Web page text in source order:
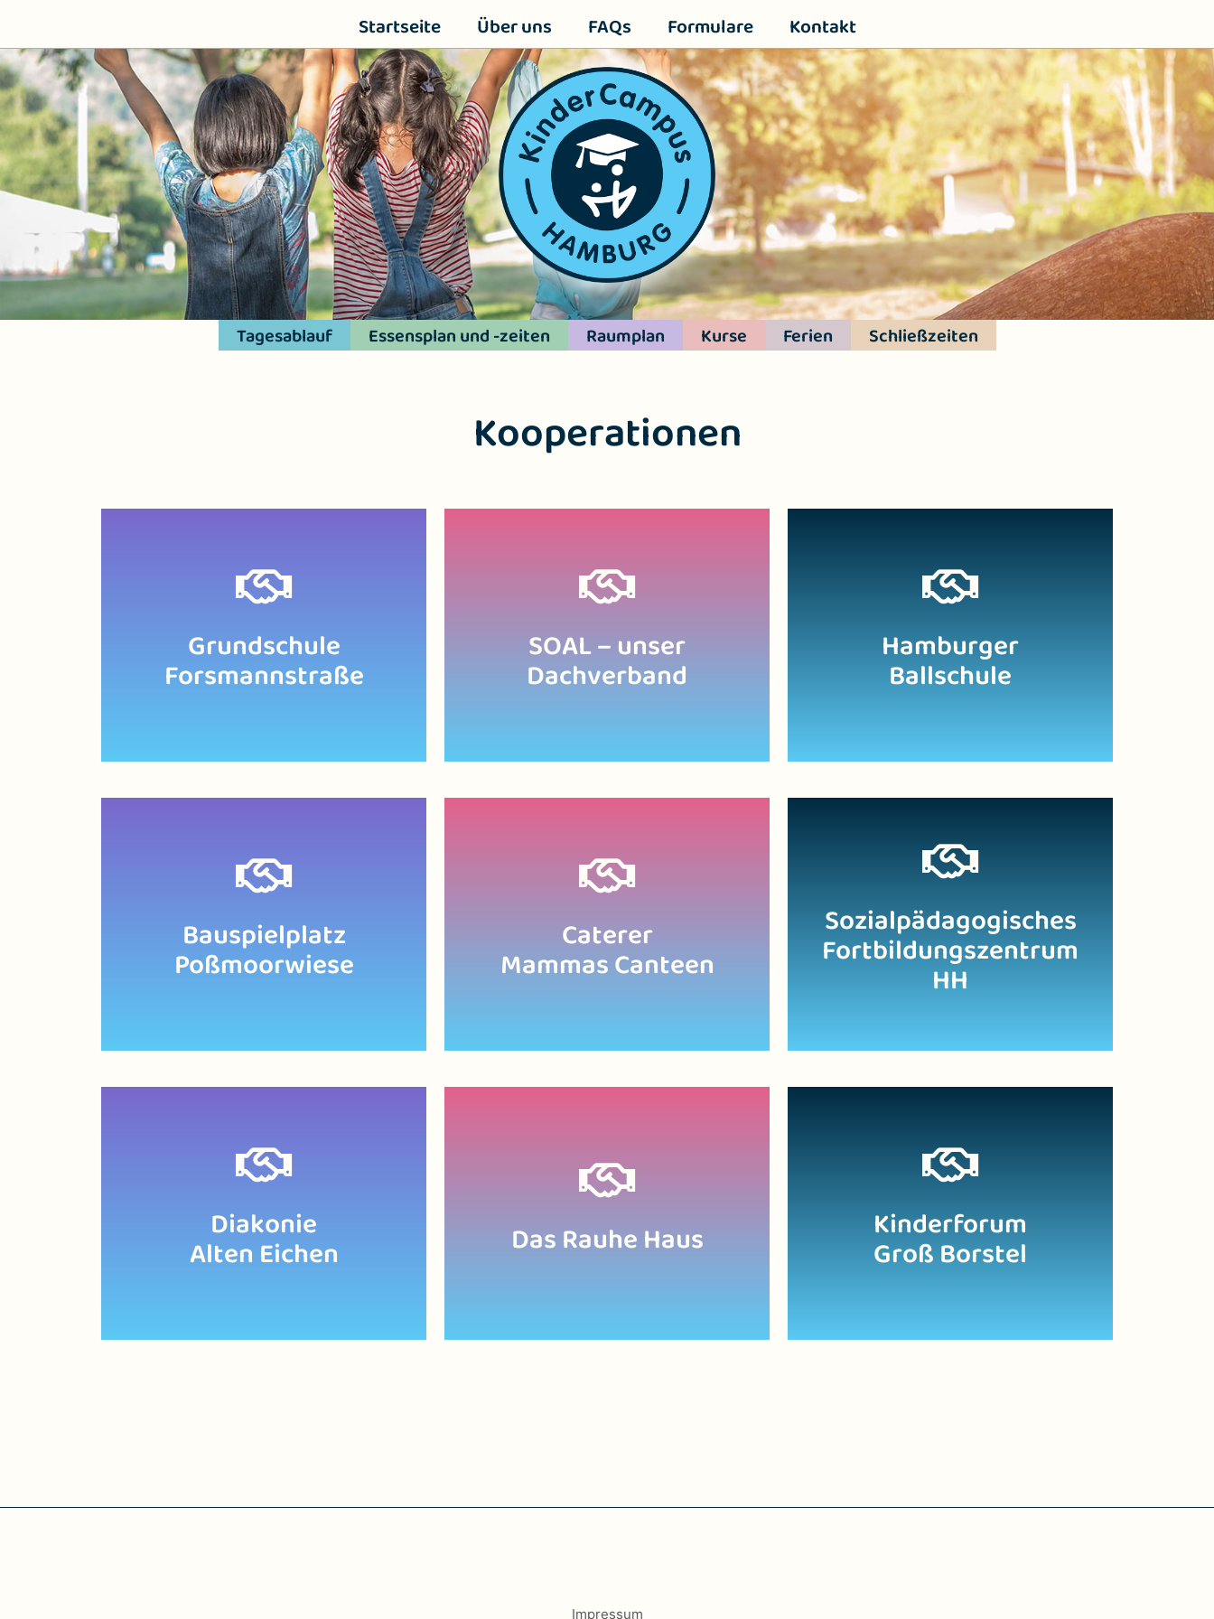
Startseite Über uns FAQs Formulare Kontakt
Tagesablauf Essensplan und -zeiten Raumplan Kurse Ferien Schließzeiten
Kooperationen
Grundschule
Forsmannstraße
SOAL – unser
Dachverband
Hamburger
Ballschule
Bauspielplatz
Poßmoorwiese
Caterer
Mammas Canteen
Sozialpädagogisches
Fortbildungszentrum
HH
Diakonie
Alten Eichen Das Rauhe Haus Kinderforum
Groß Borstel
Impressum